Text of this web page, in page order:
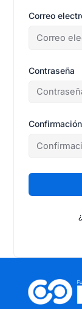
Correo
Contraseña